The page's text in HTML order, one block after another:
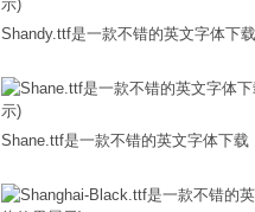
Shandy.ttf是一款不错的英文字体下载
Shane.ttf是一款不错的英文字体下载